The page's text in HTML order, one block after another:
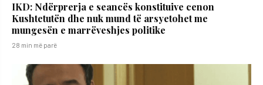
IKD: Ndërprerja e seancës konstituive cenon
Kushtetutën dhe nuk mund të arsyetohet me
mungesën e marrëveshjes politike
28 min më parë